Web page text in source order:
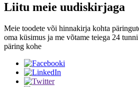
Liitu meie uudiskirjaga
Meie toodete või hinnakirja kohta
oma küsimus ja me võtame teiega 24
päring kohe